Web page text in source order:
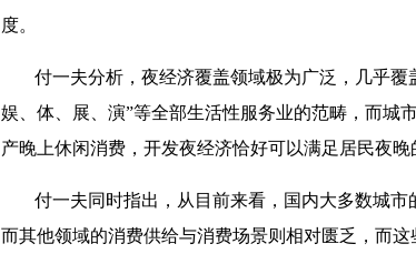
度。
付一夫分析，夜经济覆盖领域极为广泛，几乎覆
娱、体、展、演”等全部生活性服务业的范畴，而城
产晚上休闲消费，开发夜经济恰好可以满足居民夜晚
付一夫同时指出，从目前来看，国内大多数城市
而其他领域的消费供给与消费场景则相对匮乏，而